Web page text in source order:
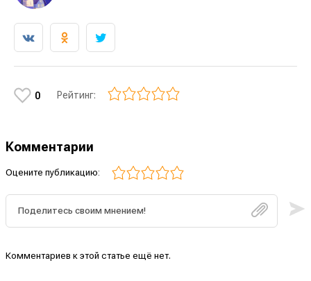
0 Рейтинг:
Комментарии
Оцените публикацию:
Комментариев к этой статье ещё нет.